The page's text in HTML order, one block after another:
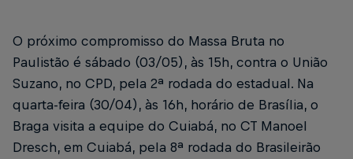
O próximo compromisso do Massa Bruta no
Paulistão é sábado (03/05), às 15h, contra o União
Suzano, no CPD, pela 2ª rodada do estadual. Na
quarta-feira (30/04), às 16h, horário de Brasília, o
Braga visita a equipe do Cuiabá, no CT Manoel
Dresch, em Cuiabá, pela 8ª rodada do Brasileirão